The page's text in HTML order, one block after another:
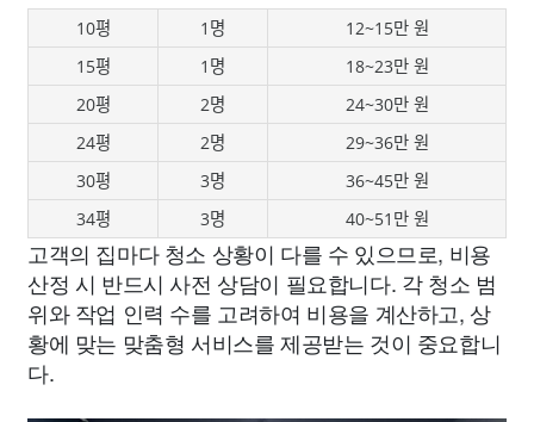
10평 1명
12~15만 원
15평
1명
18~23만 원
20평
2명
24~30만 원
24평
2명
29~36만 원
30평
3명
36~45만 원
34평
3명 40~51만 원
고객의 집마다 청소 상황이 다를 수 있으므로, 비용
산정 시 반드시 사전 상담이 필요합니다. 각 청소 범
위와 작업 인력 수를 고려하여 비용을 계산하고, 상
황에 맞는 맞춤형 서비스를 제공받는 것이 중요합니
다.